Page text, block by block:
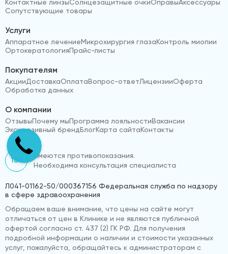
Контактные линзыСолнцезащитные очкиОправыАксессуары
Сопутствующие товары
Услуги
Аппаратное лечениеМикрохирургия глазаКонтроль миопии
ОртокератологияПрайс-листы
Покупателям
АкцииДоставкаОплатаВопрос-ответЛицензииОферта
Обработка данных
О компании
ОтзывыПочему мыПрограмма лояльностиВакансии
Эксклюзивный брендБлогКарта сайтаКонтакты
18+
Имеются противопоказания.
Необходима консультация специалиста
Л041-01162-50/000367156 Федеральная служба по надзору
в сфере здравоохранения
Обращаем ваше внимание, что цены на сайте могут
отличаться от цен в Клинике и не являются публичной
офертой согласно ст. 437 (2) ГК РФ. Для получения
подробной информации о наличии и стоимости указанных
услуг, пожалуйста, обращайтесь к администраторам с